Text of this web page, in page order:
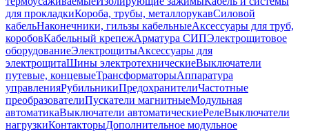
для прокладкиКороба, трубы, металлорукавСиловой
кабельНаконечники, гильзы кабельныеАксессуары для труб,
коробовКабельный крепежАрматура СИПЭлектрощитовое
оборудованиеЭлектрощитыАксессуары для
электрощитаШины электротехническиеВыключатели
путевые, концевыеТрансформаторыАппаратура
управленияРубильникиПредохранителиЧастотные
преобразователиПускатели магнитныеМодульная
автоматикаВыключатели автоматическиеРелеВыключатели
нагрузкиКонтакторыДополнительное модульное